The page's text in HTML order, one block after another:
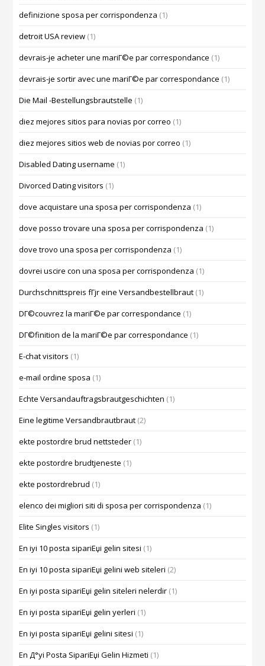
definizione sposa per corrispondenza (1)
detroit USA review (1)
devrais-je acheter une mariГ©e par correspondance (1)
devrais-je sortir avec une mariГ©e par correspondance (1)
Die Mail -Bestellungsbrautstelle (1)
diez mejores sitios para novias por correo (1)
diez mejores sitios web de novias por correo (1)
Disabled Dating username (1)
Divorced Dating visitors (1)
dove acquistare una sposa per corrispondenza (1)
dove posso trovare una sposa per corrispondenza (1)
dove trovo una sposa per corrispondenza (1)
dovrei uscire con una sposa per corrispondenza (1)
Durchschnittspreis fГјr eine Versandbestellbraut (1)
DГ©couvrez la mariГ©e par correspondance (1)
DГ©finition de la mariГ©e par correspondance (1)
E-chat visitors (1)
e-mail ordine sposa (1)
Echte Versandauftragsbrautgeschichten (1)
Eine legitime Versandbrautbraut (2)
ekte postordre brud nettsteder (1)
ekte postordre brudtjeneste (1)
ekte postordrebrud (1)
elenco dei migliori siti di sposa per corrispondenza (1)
Elite Singles visitors (1)
En iyi 10 posta sipariЕџi gelin sitesi (1)
En iyi 10 posta sipariЕџi gelini web siteleri (2)
En iyi posta sipariЕџi gelin siteleri nelerdir (1)
En iyi posta sipariЕџi gelin yerleri (1)
En iyi posta sipariЕџi gelini sitesi (1)
En Д°yi Posta SipariЕџi Gelin Hizmeti (1)